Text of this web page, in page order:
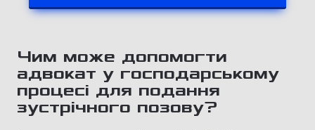
Чим може допомогти
адвокат у господарському
процесі для подання
зустрічного позову?